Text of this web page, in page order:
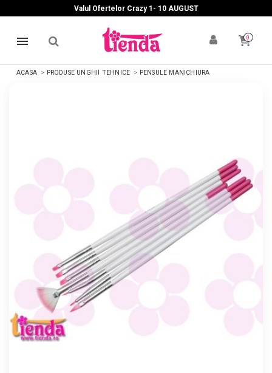
Valul Ofertelor Crazy 1- 10 AUGUST
0
ACASA PRODUSE UNGHII TEHNICE PENSULE MANICHIURA